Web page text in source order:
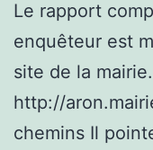
Le rapport
enquêteur est
site de la mairie.
http://
chemins Il